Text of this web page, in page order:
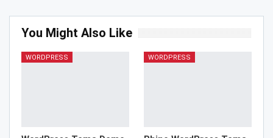
You Might Also Like
WORDPRESS WORDPRESS